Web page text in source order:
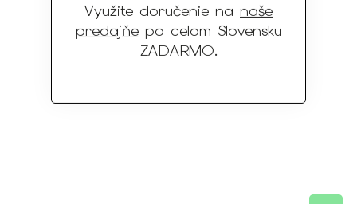
Využite doručenie na naše
predajňepo celom Slovensku
ZADARMO.